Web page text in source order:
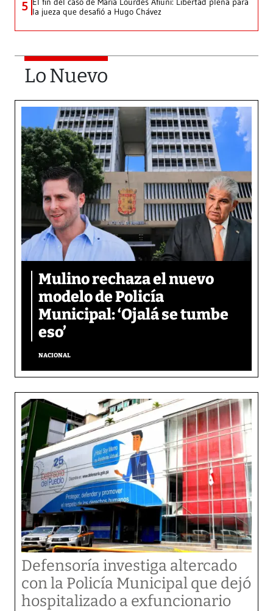
5 la jueza que desafió a Hugo Chávez
Lo Nuevo
Mulino rechaza el nuevo
modelo de Policía
Municipal: ‘Ojalá se tumbe
eso’
NACIONAL
Defensoría investiga altercado
con la Policía Municipal que dejó
hospitalizado a exfuncionario